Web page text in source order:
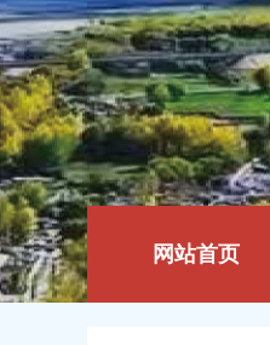
网站首页